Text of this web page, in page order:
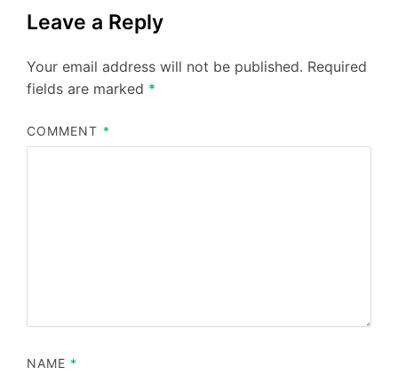
Leave a Reply
Your email address will not be published. Required
fields are marked *
COMMENT *
NAME *